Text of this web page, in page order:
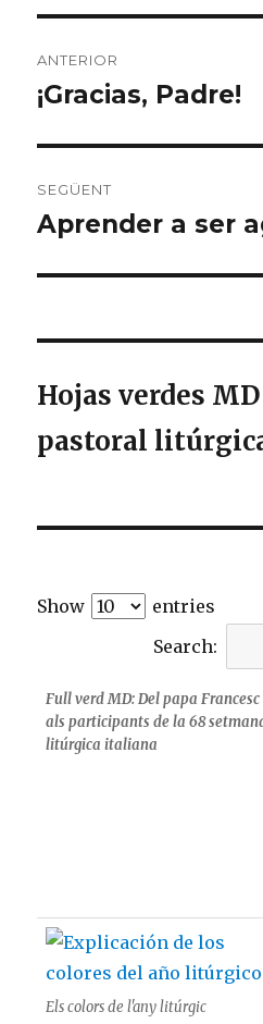
d'entrades
ANTERIOR
Entrada
¡Gracias, Padre!
SEGÜENT
Entrada
Aprender a ser
Hojas verdes
pastoral
Show
entries
Search:
Full verd MD: Del papa Francesc
als participants de la 68
litúrgica italiana
Els colors de l'any litúrgic